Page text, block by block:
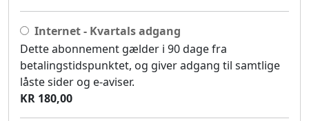
Internet - Kvartals adgang
Dette abonnement gælder i 90 dage fra
betalingstidspunktet, og giver adgang til samtlige
låste sider og e-aviser.
KR 180,00